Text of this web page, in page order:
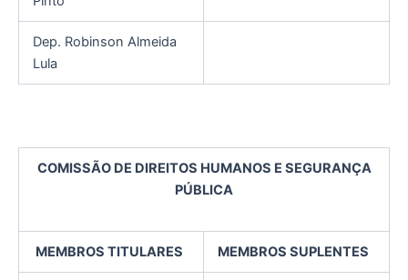
Dep. Robinson Almeida
Lula
COMISSÃO DE DIREITOS HUMANOS E SEGURANÇA
PÚBLICA
MEMBROS TITULARES MEMBROS SUPLENTES